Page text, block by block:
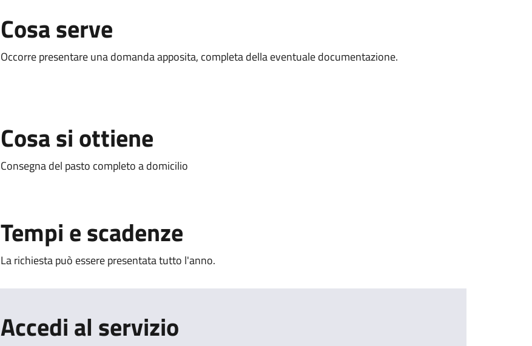
Cosa serve
Occorre presentare una domanda apposita, completa della eventuale documentazione.
Cosa si ottiene
Consegna del pasto completo a domicilio
Tempi e scadenze
La richiesta può essere presentata tutto l'anno.
Accedi al servizio